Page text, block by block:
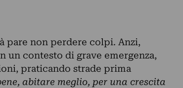
pare non perdere colpi. Anzi,
un contesto di grave emergenza,
praticando strade prima
abitare meglio, per una crescita